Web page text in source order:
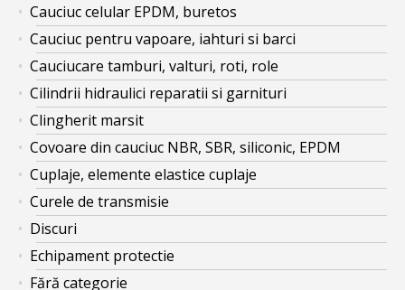
Cauciuc celular EPDM, buretos
Cauciuc pentru vapoare, iahturi si barci
Cauciucare tamburi, valturi, roti, role
Cilindrii hidraulici reparatii si garnituri
Clingherit marsit
Covoare din cauciuc NBR, SBR, siliconic, EPDM
Cuplaje, elemente elastice cuplaje
Curele de transmisie
Discuri
Echipament protectie
Fără categorie